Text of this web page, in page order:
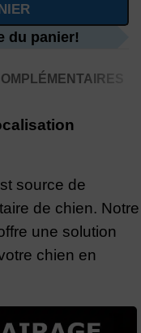
du panier!
source de
de chien. Notre
une solution
chien en